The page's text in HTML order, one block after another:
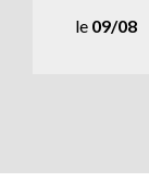
le 09/08